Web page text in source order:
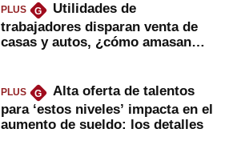
PLUS G
Utilidades de
trabajadores disparan venta de
casas y autos, ¿cómo amasan
PLUS G
Alta oferta de talentos
para ‘estos niveles’ impacta en el
aumento de sueldo: los detalles